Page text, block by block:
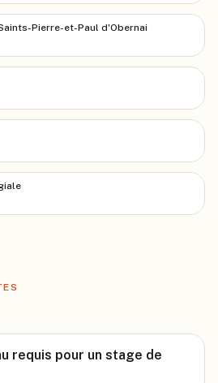
Pierre-et-Paul d'Obernai
requis pour un stage de